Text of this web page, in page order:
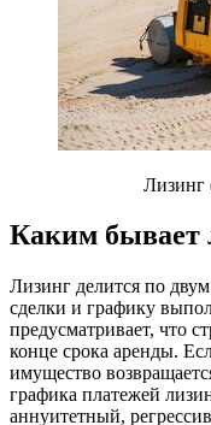
Лизинг
Каким бывает
Лизинг делится по
сделки и графику
предусматривает, что
конце срока аренды.
имущество
графика платежей
аннуитетный,